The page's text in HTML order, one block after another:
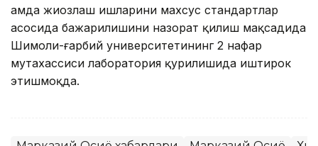
ҳамда жиҳозлаш ишларини махсус стандартлар
асосида бажарилишини назорат қилиш мақсадида
Шимоли-ғарбий университетининг 2 нафар
мутахассиси лаборатория қурилишида иштирок
этишмоқда.